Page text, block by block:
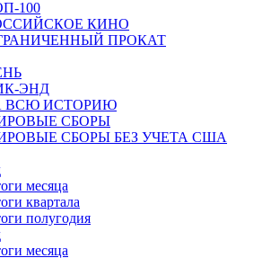
100
КИНО
ПРОКАТ
ЭНД
ВСЮ ИСТОРИЮ
СБОРЫ
СБОРЫ БЕЗ УЧЕТА США
месяца
квартала
полугодия
месяца